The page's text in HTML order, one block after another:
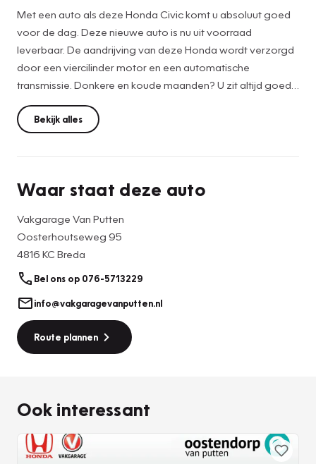
Met een auto als deze Honda Civic komt u absoluut goed
voor de dag. Deze nieuwe auto is nu uit voorraad
leverbaar. De aandrijving van deze Honda wordt verzorgd
door een viercilinder motor en een automatische
transmissie. Donkere en koude maanden? U zit altijd goed
dankzij de stoelverwarming. In deze auto profiteert u onder
andere ook van: 18 inch lichtmetalen velgen, LED
koplampen, donker getint glas achter en LED-achterlichten.
achteruitrijcamera. Iedere centimeter vrije ruimte komt
cruise control is een comfortabele en veilige optie. Het
systeem reguleert de snelheid en houdt automatisch
afstand tot uw voorligger. De automatische airconditioning
zorgt voor een prettige binnentemperatuur. De auto neemt
u werk uit handen doordat hij zelf veel in de gaten houdt.
verlichting nemen waar wanneer de ruitenwissers en het
licht aan moeten. Deze Honda Civic is voorzien van keyless
vinden zijn navigatiesysteem, DAB ontvangst, isofix-
aansluiting en in hoogte en diepte verstelbaar stuur.
Aan boord van deze Honda houden verschillende
Bekijk alles
Waar staat deze auto
Vakgarage Van Putten
Oosterhoutseweg 95
4816 KC Breda
Bel ons op 076-5713229
info@vakgaragevanputten.nl
Route plannen
Ook interessant